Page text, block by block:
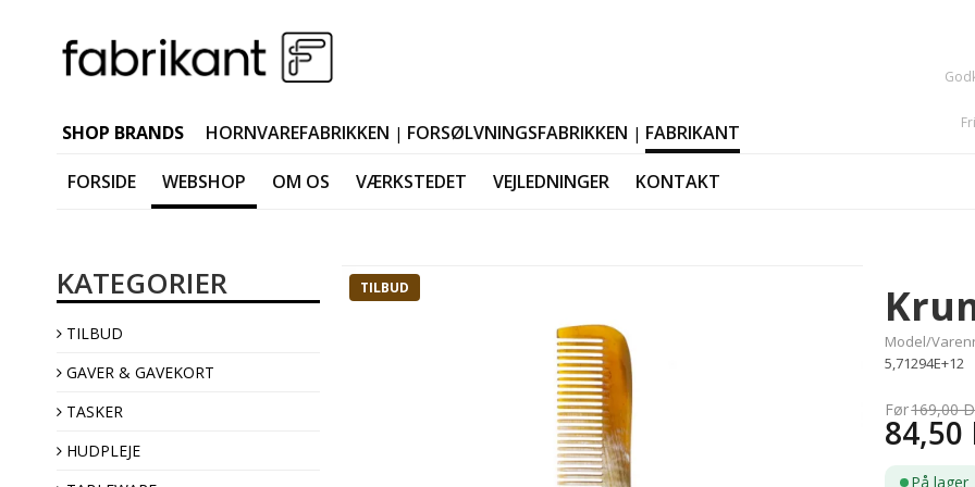
SHOP BRANDS HORNVAREFABRIKKEN | FORSØLVNINGSFABRIKKEN | FABRIKANT
FORSIDE WEBSHOP
Fars dag
Studentergaver
Konfekt
OM OS VÆRKSTEDET VEJLEDNINGER KONTAKT
KATEGORIER
TILBUD
GAVER & GAVEKORT
TASKER
HUDPLEJE
TILBUD
Model/
5,71294E+12
84,50
169,00
På lager